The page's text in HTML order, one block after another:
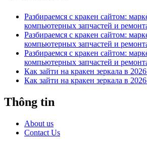
Разбираемся с кракен сайтом:
компьютерных запчастей и
Разбираемся с кракен сайтом:
компьютерных запчастей и
Разбираемся с кракен сайтом:
компьютерных запчастей и
Как зайти на кракен зеркала в
Как зайти на кракен зеркала в
Thông tin
About us
Contact Us